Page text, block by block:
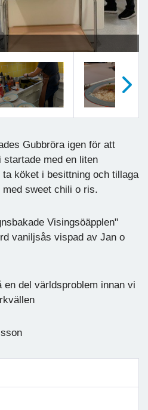
Gubbröra igen för att
med en liten
köket i besittning och tillaga
sweet chili o ris.
Visingsöäpplen"
vaniljsås vispad av Jan o
del världsproblem innan vi